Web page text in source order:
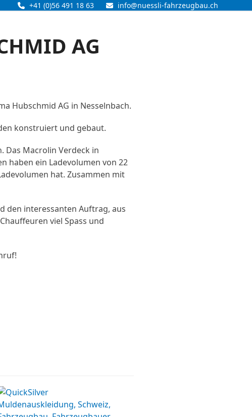
+41 (0)56 491 18 63 info@nuessli-fahrzeugbau.ch
AG
Hubschmid AG in Nesselnbach.
konstruiert und gebaut.
Das Macrolin Verdeck in
haben ein Ladevolumen von 22
hat. Zusammen mit
den interessanten Auftrag, aus
viel Spass und